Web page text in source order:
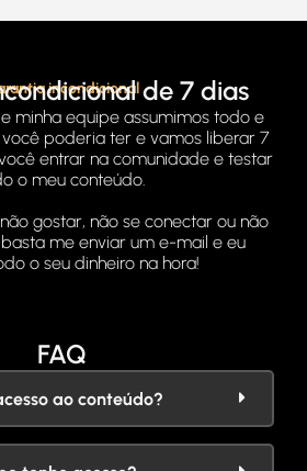
incondicionalde 7 dias
minha equipe assumimos todo e
poderia ter e vamos liberar 7
entrar na comunidade e testar
o meu conteúdo.
gostar, não se conectar ou não
me enviar um e-mail e eu
o seu dinheiro na hora!
FAQ
ao conteúdo?